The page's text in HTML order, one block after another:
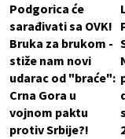
Podgorica će
sarađivati sa OVK!
Bruka za brukom -
stiže nam novi
udarac od "braće":
Crna Gora u
vojnom paktu
protiv Srbije?!